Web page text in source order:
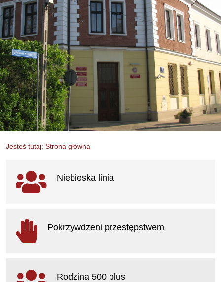
Jesteś tutaj: Strona główna
Ważne linki
Niebieska linia
Pokrzywdzeni przestępstwem
Rodzina 500 plus